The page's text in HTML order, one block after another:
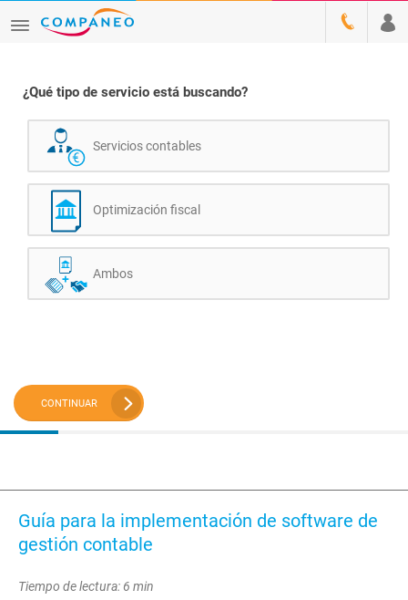
¿Qué tipo de servicio está buscando?
Servicios contables
Optimización fiscal
Ambos
CONTINUAR
Guía para la implementación de software de
gestión contable
Tiempo de lectura: 6 min